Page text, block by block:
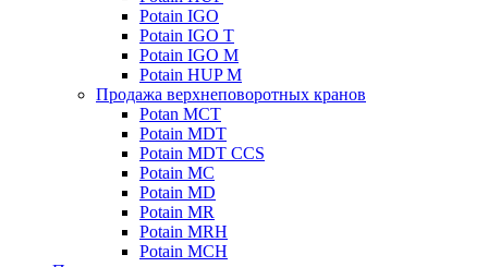
Potain IGO
Potain IGO T
Potain IGO M
Potain HUP M
Продажа верхнеповоротных кранов
Potan MCT
Potain MDT
Potain MDT CCS
Potain MC
Potain MD
Potain MR
Potain MRH
Potain MCH